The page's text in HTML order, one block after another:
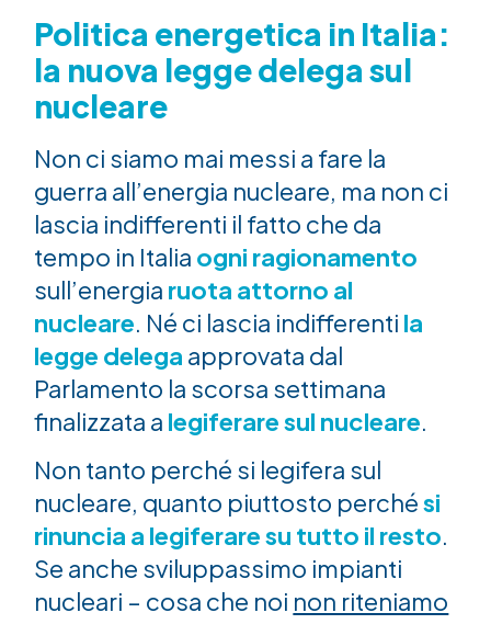
Politica energetica in Italia:
la nuova legge delega sul
nucleare
Non ci siamo mai messi a fare la
guerra all’energia nucleare, ma non ci
lascia indifferenti il fatto che da
tempo in Italia ogni ragionamento
sull’energia ruota attorno al
nucleare. Né ci lascia indifferenti la
legge delega approvata dal
Parlamento la scorsa settimana
finalizzata a legiferare sul nucleare.
Non tanto perché si legifera sul
nucleare, quanto piuttosto perchési
rinuncia a legiferare su tutto il resto.
Se anche sviluppassimo impianti
nucleari – cosa che noi non riteniamo